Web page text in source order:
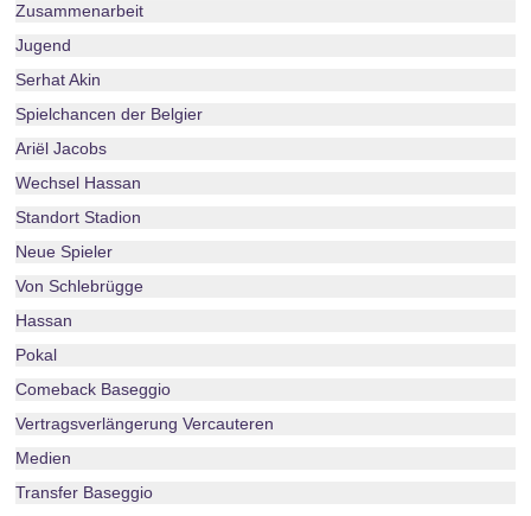
Zusammenarbeit
Jugend
Serhat Akin
Spielchancen der Belgier
Ariël Jacobs
Wechsel Hassan
Standort Stadion
Neue Spieler
Von Schlebrügge
Hassan
Pokal
Comeback Baseggio
Vertragsverlängerung Vercauteren
Medien
Transfer Baseggio